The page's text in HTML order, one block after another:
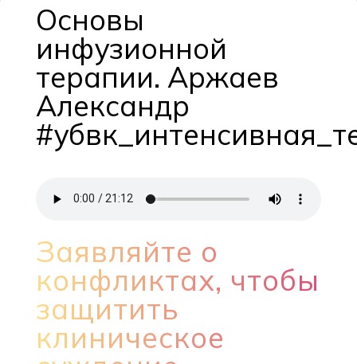
Основы
инфузионной
терапии. Аржаев
Александр
Заявляйте о
конфликтах, чтобы
защитить
клиническое